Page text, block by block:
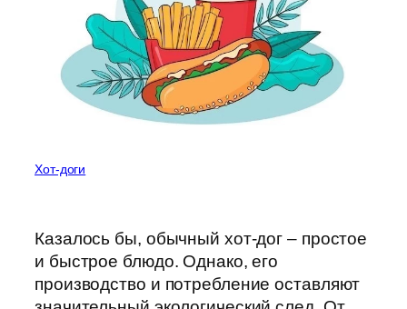
Хот-доги
Казалось бы, обычный хот-дог – простое
и быстрое блюдо. Однако, его
производство и потребление оставляют